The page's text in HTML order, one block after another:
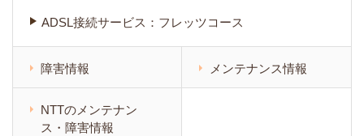
ADSL接続サービス：フレッツコース
障害情報 メンテナンス情報
NTTのメンテナン
ス・障害情報